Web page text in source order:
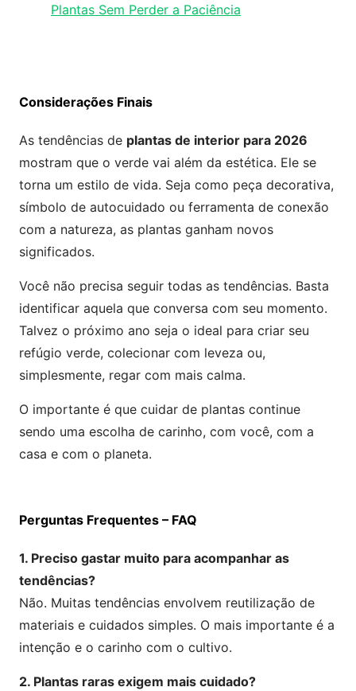
Plantas Sem Perder a Paciência
Considerações Finais
As tendências de plantas de interior para 2026
mostram que o verde vai além da estética. Ele se
torna um estilo de vida. Seja como peça decorativa,
símbolo de autocuidado ou ferramenta de conexão
com a natureza, as plantas ganham novos
significados.
Você não precisa seguir todas as tendências. Basta
identificar aquela que conversa com seu momento.
Talvez o próximo ano seja o ideal para criar seu
refúgio verde, colecionar com leveza ou,
simplesmente, regar com mais calma.
O importante é que cuidar de plantas continue
sendo uma escolha de carinho, com você, com a
casa e com o planeta.
Perguntas Frequentes – FAQ
1. Preciso gastar muito para acompanhar as
tendências?
Não. Muitas tendências envolvem reutilização de
materiais e cuidados simples. O mais importante é a
intenção e o carinho com o cultivo.
2. Plantas raras exigem mais cuidado?